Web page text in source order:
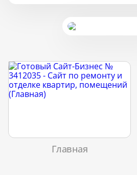
Главная